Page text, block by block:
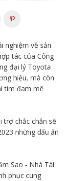
nghiệm về sản
tác của Công
đại lý Toyota
hiệu, mà còn
tim đam mê
trợ chắc chắn sẽ
những dấu ấn
Sao - Nhà Tài
phục cung